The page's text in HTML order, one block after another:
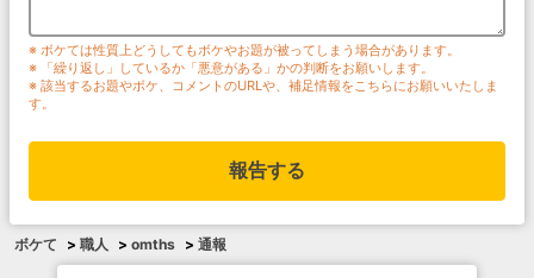
※ ボケては性質上どうしてもボケやお題が被ってしまう場合があります。
※ 「繰り返し」しているか「悪意がある」かの判断をお願いします。
※ 該当するお題やボケ、コメントのURLや、補足情報をこちらにお願いいたしま
す。
報告する
ボケて > 職人 > omths > 通報